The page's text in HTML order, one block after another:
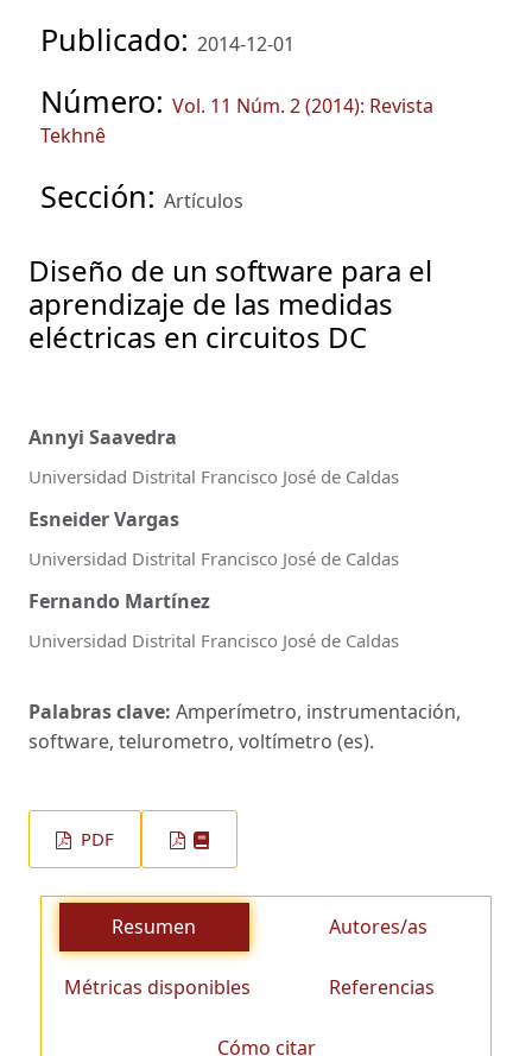
Publicado: 2014-12-01
Número: Vol. 11 Núm. 2 (2014): Revista
Tekhnê
Sección: Artículos
Diseño de un software para el
aprendizaje de las medidas
eléctricas en circuitos DC
Annyi Saavedra
Universidad Distrital Francisco José de Caldas
Esneider Vargas
Universidad Distrital Francisco José de Caldas
Fernando Martínez
Universidad Distrital Francisco José de Caldas
Palabras clave: Amperímetro, instrumentación,
software, telurometro, voltímetro (es).
PDF
Resumen Autores/as
Métricas disponibles Referencias
Cómo citar